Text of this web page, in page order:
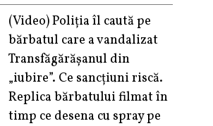
(Video) Poliția îl caută pe
bărbatul care a vandalizat
Transfăgărășanul din
„iubire”. Ce sancțiuni riscă.
Replica bărbatului filmat în
timp ce desena cu spray pe